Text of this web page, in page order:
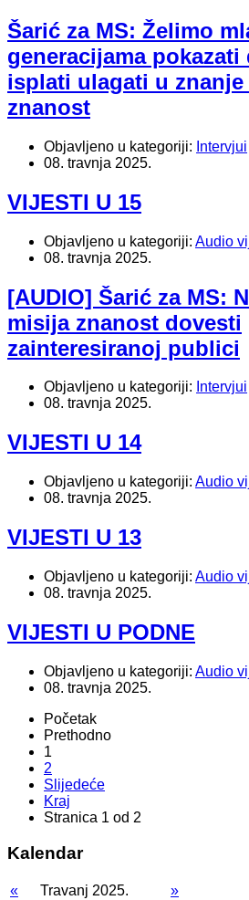
Šarić za MS: Želimo
generacijama pokazati
isplati ulagati u znanje
znanost
Objavljeno u kategoriji: Intervjui
08. travnja 2025.
VIJESTI U 15
Objavljeno u kategoriji: Audio
08. travnja 2025.
[AUDIO] Šarić za MS:
misija znanost dovesti
zainteresiranoj publici
Objavljeno u kategoriji: Intervjui
08. travnja 2025.
VIJESTI U 14
Objavljeno u kategoriji: Audio
08. travnja 2025.
VIJESTI U 13
Objavljeno u kategoriji: Audio
08. travnja 2025.
VIJESTI U PODNE
Objavljeno u kategoriji: Audio
08. travnja 2025.
Početak
Prethodno
1
2
Slijedeće
Kraj
Stranica 1 od 2
Kalendar
« Travanj 2025.
»